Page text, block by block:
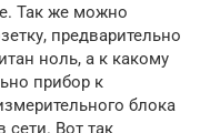
Так же можно
предварительно
ноль, а к какому
прибор к
блока
сети. Вот так